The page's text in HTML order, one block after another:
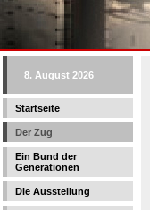
8. August 2026
Startseite
Der Zug
Ein Bund der
Generationen
Die Ausstellung